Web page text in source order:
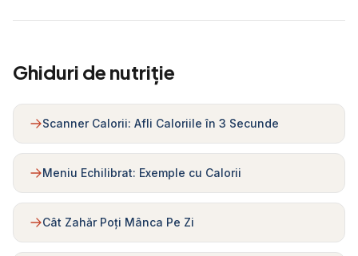
Ghiduri de nutriție
Scanner Calorii: Afli Caloriile în 3 Secunde
Meniu Echilibrat: Exemple cu Calorii
Cât Zahăr Poți Mânca Pe Zi